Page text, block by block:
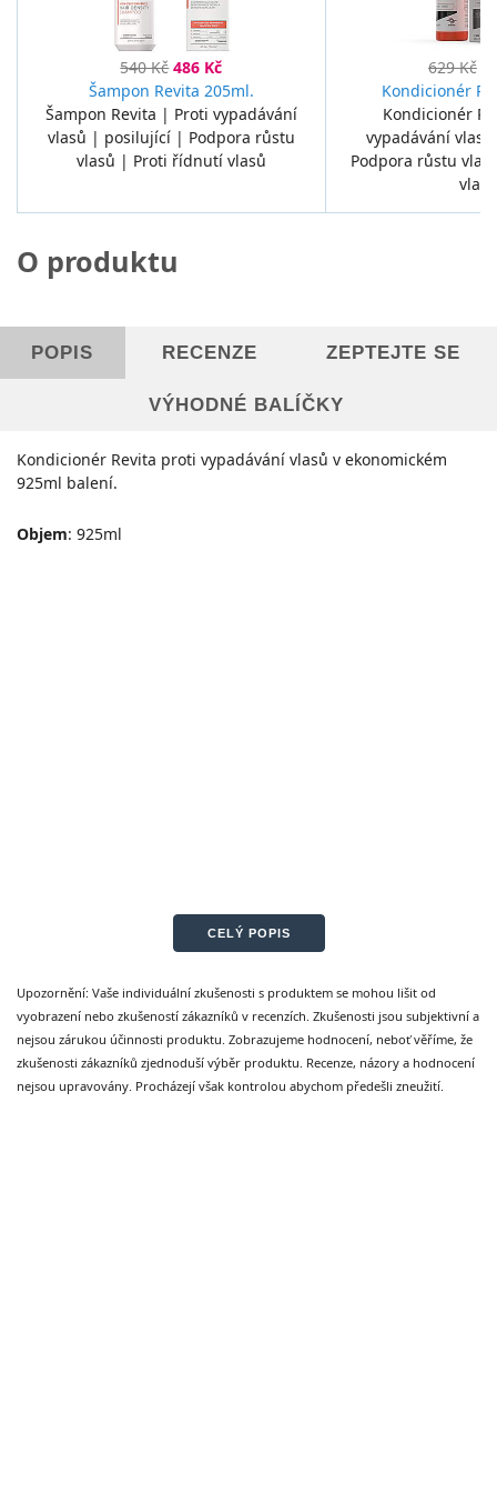
540 Kč 486 Kč
Šampon Revita 205ml.
Šampon Revita | Proti vypadávání
vlasů | posilující | Podpora růstu
vlasů | Proti řídnutí vlasů
629 Kč
Kondicionér
Kondicionér
vypadávání
Podpora růstu
O produktu
POPIS RECENZE ZEPTEJTE SE
VÝHODNÉ BALÍČKY
Kondicionér Revita proti vypadávání vlasů v ekonomickém
925ml balení.
Objem: 925ml
CELÝ POPIS
Upozornění: Vaše individuální zkušenosti s produktem se mohou lišit od
vyobrazení nebo zkušeností zákazníků v recenzích. Zkušenosti jsou subjektivní a
nejsou zárukou účinnosti produktu. Zobrazujeme hodnocení, neboť věříme, že
zkušenosti zákazníků zjednoduší výběr produktu. Recenze, názory a hodnocení
nejsou upravovány. Procházejí však kontrolou abychom předešli zneužití.